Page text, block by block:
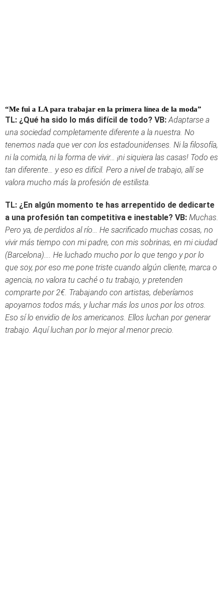
“Me fui a LA para trabajar en la primera línea de la moda”
TL: ¿Qué ha sido lo más difícil de todo? VB: Adaptarse a
una sociedad completamente diferente a la nuestra. No
tenemos nada que ver con los estadounidenses. Ni la filosofía,
ni la comida, ni la forma de vivir… ¡ni siquiera las casas! Todo es
tan diferente… y eso es difícil. Pero a nivel de trabajo, allí se
valora mucho más la profesión de estilista.
TL: ¿En algún momento te has arrepentido de dedicarte
a una profesión tan competitiva e inestable? VB: Muchas.
Pero ya, de perdidos al río… He sacrificado muchas cosas, no
vivir más tiempo con mi padre, con mis sobrinas, en mi ciudad
(Barcelona)…. He luchado mucho por lo que tengo y por lo
que soy, por eso me pone triste cuando algún cliente, marca o
agencia, no valora tu caché o tu trabajo, y pretenden
comprarte por 2€. Trabajando con artistas, deberíamos
apoyarnos todos más, y luchar más los unos por los otros.
Eso sí lo envidio de los americanos. Ellos luchan por generar
trabajo. Aquí luchan por lo mejor al menor precio.